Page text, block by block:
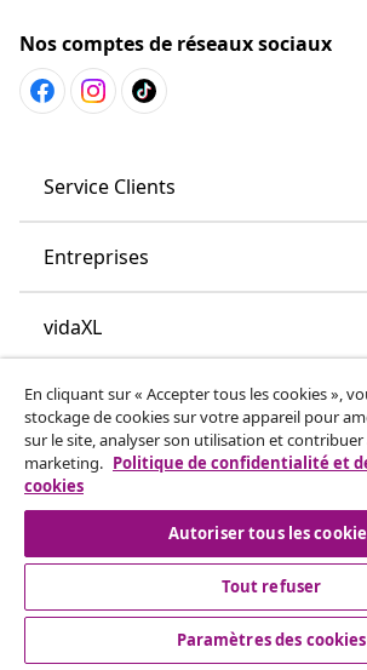
Nos comptes de réseaux sociaux
Service Clients
Entreprises
vidaXL
More content links
© 2008-2026 www.vidaxl.ch est un
Handelsgesellschaft
En cliquant sur « Accepter tous les cookies »,
stockage de cookies sur votre appareil pour
sur le site, analyser son utilisation et
marketing. Politique de confidentialité et
cookies
Autoriser tous les
Tout refuser
Paramètres des cookies